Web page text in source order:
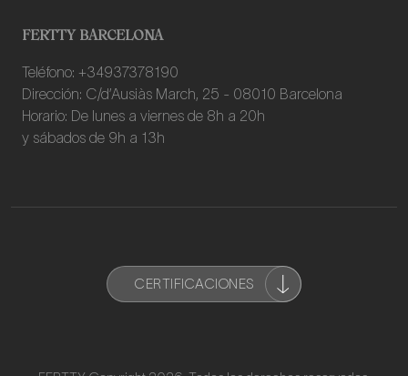
FERTTY BARCELONA
Teléfono: +34937378190
Dirección: C/d’Ausiàs March, 25 - 08010 Barcelona
Horario: De lunes a viernes de 8h a 20h
y sábados de 9h a 13h
CERTIFICACIONES